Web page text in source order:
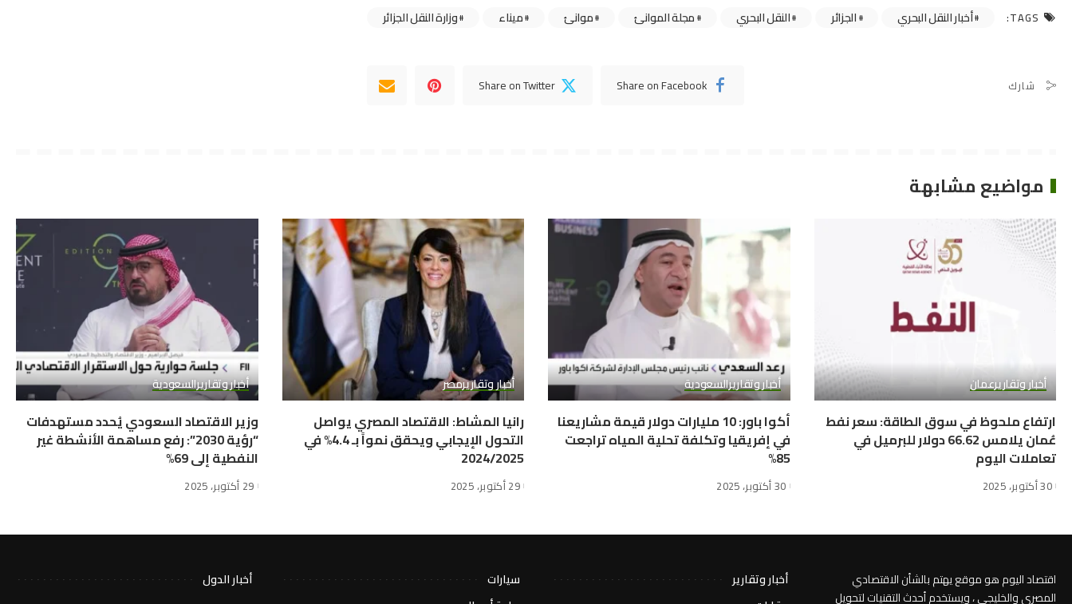
TAGS: أخبار النقل البحري الجزائر النقل البحري مجلة الموانئ موانئ ميناء وزارة النقل الجزائر
شارك Share on Facebook
Share on Twitter
مواضيع مشابهة
أخبار وتقاريرعمان
ارتفاع ملحوظ في سوق الطاقة: سعر نفط
عُمان يلامس 66.62 دولار للبرميل في
تعاملات اليوم
30 أكتوبر، 2025
أخبار وتقاريرالسعودية
أكوا باور: 10 مليارات دولار قيمة مشاريعنا
في إفريقيا وتكلفة تحلية المياه تراجعت
85%
30 أكتوبر، 2025
أخبار وتقاريرمصر
رانيا المشاط: الاقتصاد المصري يواصل
التحول الإيجابي ويحقق نمواً بـ 4.4% في
2024/2025
29 أكتوبر، 2025
أخبار وتقاريرالسعودية
وزير الاقتصاد السعودي يُحدد مستهدفات
“رؤية 2030”: رفع مساهمة الأنشطة غير
النفطية إلى 69%
29 أكتوبر، 2025
اقتصاد اليوم هو موقع يهتم بالشأن الاقتصادي
المصري والخليجي ، ويستخدم أحدث التقنيات لتحويل
أخبار وتقارير
سيارات
أخبار الدول